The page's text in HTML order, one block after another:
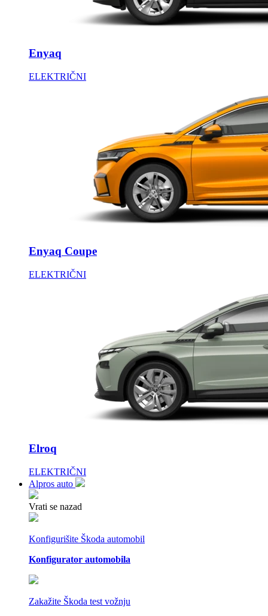
Enyaq
ELEKTRIČNI
Enyaq Coupe
ELEKTRIČNI
Elroq
ELEKTRIČNI
Alpros auto
Vrati se nazad
Konfigurišite Škoda automobil
Konfigurator automobila
Zakažite Škoda test vožnju